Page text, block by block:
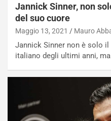
Jannick Sinner, non
del suo cuore
Maggio 13, 2021 Mauro
Jannick Sinner non è solo
italiano degli ultimi anni,